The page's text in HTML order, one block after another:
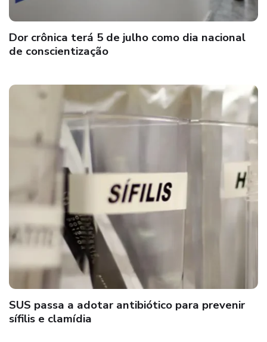
Dor crônica terá 5 de julho como dia nacional
de conscientização
SUS passa a adotar antibiótico para prevenir
sífilis e clamídia